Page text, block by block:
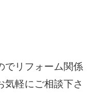
でリフォーム関係
気軽にご相談下さ